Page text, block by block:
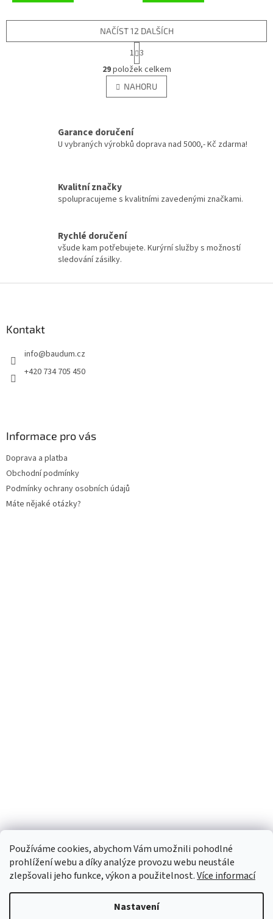
Používáme cookies, abychom Vám umožnili pohodlné
prohlížení webu a díky analýze provozu webu neustále
zlepšovali jeho funkce, výkon a použitelnost.Více informací
Nastavení
O
v
l
á
í
y
i
NAČÍST 12 DALŠÍCH
S
t
r
á
n
k
n
í
1 3
29položek celkem
NAHORU
Garance doručení
U vybraných výrobků doprava nad 5000,- Kč zdarma!
Kvalitní značky
spolupracujeme s kvalitními zavedenými značkami.
Rychlé doručení
všude kam potřebujete. Kurýrní služby s možností
sledování zásilky.
Kontakt
info@baudum.cz
+420 734 705 450
Informace pro vás
Doprava a platba
Obchodní podmínky
Podmínky ochrany osobních údajů
Máte nějaké otázky?
Vytvořil Shoptet